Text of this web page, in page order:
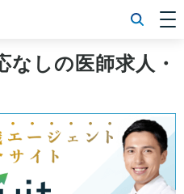
から探す
から探す
師転職特集
について
情報
ーポリシー
なしの医師求人・